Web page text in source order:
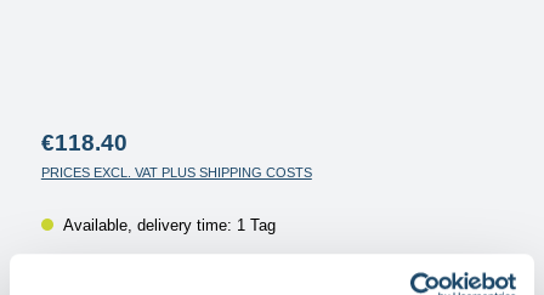
Regular price:
€118.40
PRICES EXCL. VAT PLUS SHIPPING COSTS
Available, delivery time: 1 Tag